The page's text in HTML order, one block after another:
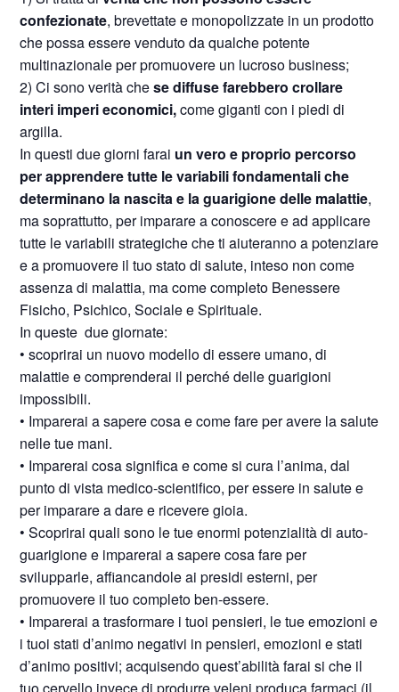
confezionate, brevettate e monopolizzate in un prodotto
che possa essere venduto da qualche potente
multinazionale per promuovere un lucroso business;
2) Ci sono verità chese diffuse farebbero crollare
interi imperi economici,come giganti con i piedi di
argilla.
In questi due giorni farai un vero e proprio percorso
per apprendere tutte le variabili fondamentali che
determinano la nascita e la guarigione delle malattie,
ma soprattutto, per imparare a conoscere e ad applicare
tutte le variabili strategiche che ti aiuteranno a potenziare
e a promuovere il tuo stato di salute, inteso non come
assenza di malattia, ma come completo Benessere
Fisicho, Psichico, Sociale e Spirituale.
In queste due giornate:
• scoprirai un nuovo modello di essere umano, di
malattie e comprenderai il perché delle guarigioni
impossibili.
• Imparerai a sapere cosa e come fare per avere la salute
nelle tue mani.
• Imparerai cosa significa e come si cura l’anima, dal
punto di vista medico-scientifico, per essere in salute e
per imparare a dare e ricevere gioia.
• Scoprirai quali sono le tue enormi potenzialità di auto-
guarigione e imparerai a sapere cosa fare per
svilupparle, affiancandole ai presidi esterni, per
promuovere il tuo completo ben-essere.
• Imparerai a trasformare i tuoi pensieri, le tue emozioni e
i tuoi stati d’animo negativi in pensieri, emozioni e stati
d’animo positivi; acquisendo quest’abilità farai si che il
tuo cervello invece di produrre veleni produca farmaci (il